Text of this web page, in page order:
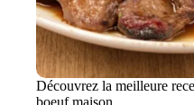
Découvrez la meilleure
boeuf maison